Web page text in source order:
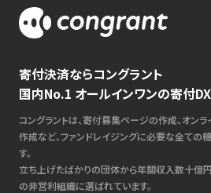
寄付決済ならコングラント
国内No.1 オールインワンの寄付
コングラントは、寄付募集ページの作成、オン
作成など、ファンドレイジングに必要な全ての
す。
立ち上げたばかりの団体から年間収入数十億
の非営利組織に選ばれています。